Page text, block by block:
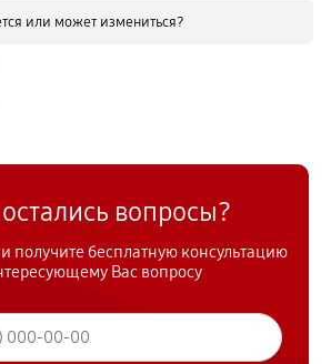
или может измениться?
вопросы?
и получите бесплатную консультацию
Вас вопросу